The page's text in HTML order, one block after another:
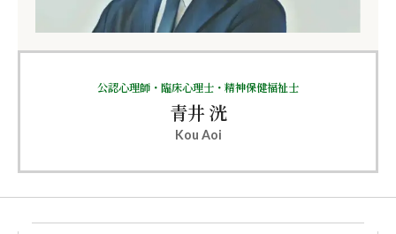
公認心理師・臨床心理士・精神保健福祉士
青井 洸
Kou Aoi